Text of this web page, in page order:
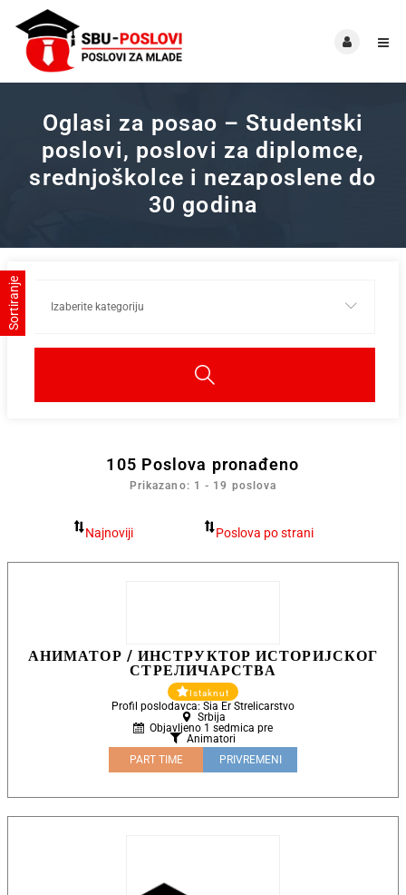
Oglasi za posao – Studentski
poslovi, poslovi za diplomce,
srednjoškolce i nezaposlene do
30 godina
105 Poslova pronađeno
Prikazano: 1 - 19 poslova
АНИМАТОР / ИНСТРУКТОР ИСТОРИЈСКОГ
СТРЕЛИЧАРСТВА
Istaknut
Profil poslodavca: Sia Er Strelicarstvo
Srbija
Objavljeno 1 sedmica pre
Animatori
PART TIME
PRIVREMENI